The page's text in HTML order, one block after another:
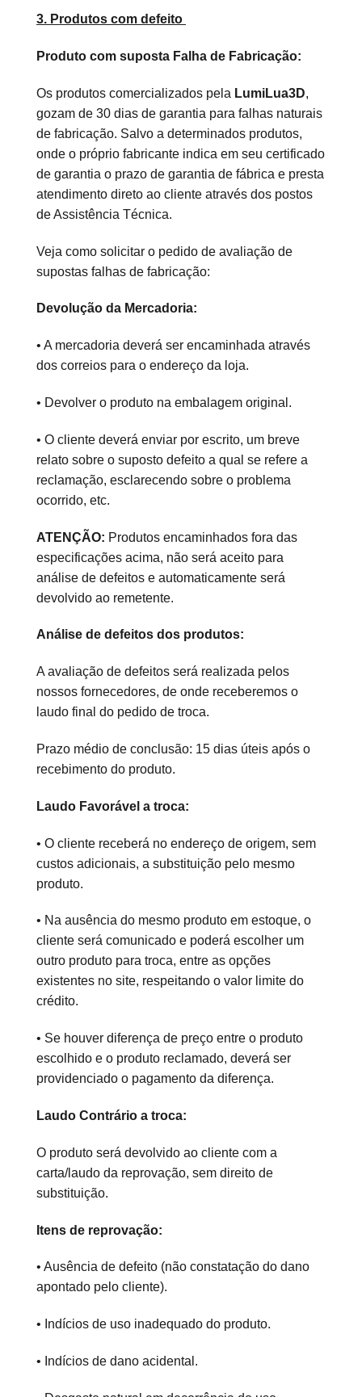
3. Produtos com defeito
Produto com suposta Falha de Fabricação:
Os produtos comercializados pela LumiLua3D​,
gozam de 30 dias de garantia para falhas naturais
de fabricação. Salvo a determinados produtos,
onde o próprio fabricante indica em seu certificado
de garantia o prazo de garantia de fábrica e presta
atendimento direto ao cliente através dos postos
de Assistência Técnica.
Veja como solicitar o pedido de avaliação de
supostas falhas de fabricação:
Devolução da Mercadoria:
• A mercadoria deverá ser encaminhada através
dos correios para o endereço da loja.
• Devolver o produto na embalagem original.
• O cliente deverá enviar por escrito, um breve
relato sobre o suposto defeito a qual se refere a
reclamação, esclarecendo sobre o problema
ocorrido, etc.
ATENÇÃO: Produtos encaminhados fora das
especificações acima, não será aceito para
análise de defeitos e automaticamente será
devolvido ao remetente.
Análise de defeitos dos produtos:
A avaliação de defeitos será realizada pelos
nossos fornecedores, de onde receberemos o
laudo final do pedido de troca.
Prazo médio de conclusão: 15 dias úteis após o
recebimento do produto.
Laudo Favorável a troca:
• O cliente receberá no endereço de origem, sem
custos adicionais, a substituição pelo mesmo
produto.
• Na ausência do mesmo produto em estoque, o
cliente será comunicado e poderá escolher um
outro produto para troca, entre as opções
existentes no site, respeitando o valor limite do
crédito.
• Se houver diferença de preço entre o produto
escolhido e o produto reclamado, deverá ser
providenciado o pagamento da diferença.
Laudo Contrário a troca:
O produto será devolvido ao cliente com a
carta/laudo da reprovação, sem direito de
substituição.
Itens de reprovação:
• Ausência de defeito (não constatação do dano
apontado pelo cliente).
• Indícios de uso inadequado do produto.
• Indícios de dano acidental.